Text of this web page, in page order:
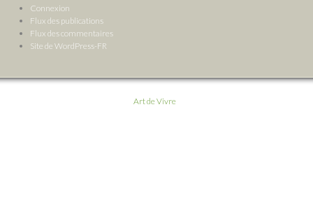
Connexion
Flux des publications
Flux des commentaires
Site de WordPress-FR
Art de Vivre